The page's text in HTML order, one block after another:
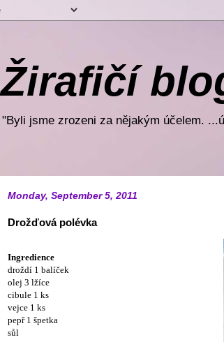
Žirafičí
"Byli jsme zrozeni za nějakým účelem.
Monday, September 5, 2011
Drožďová polévka
Ingredience
droždí 1 balíček
olej 3 lžíce
cibule 1 ks
vejce 1 ks
pepř 1 špetka
sůl